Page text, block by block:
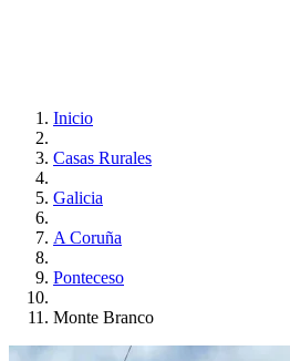
Inicio
Casas Rurales
Galicia
A Coruña
Ponteceso
Monte Branco